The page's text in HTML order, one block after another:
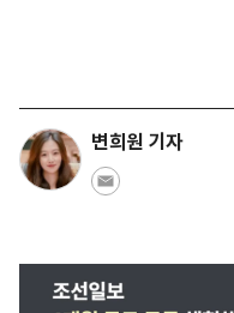
변희원 기자